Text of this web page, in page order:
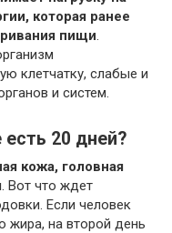
которая ранее
пищи.
клетчатку, слабые и
и систем.
есть 20 дней?
кожа, головная
. Вот что ждет
Если человек
жира, на второй день